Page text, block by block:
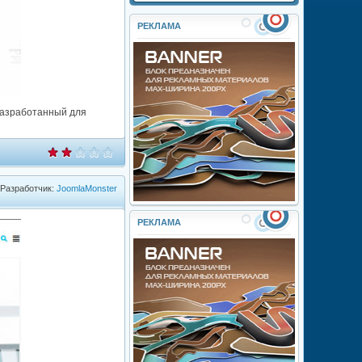
РЕКЛАМА
РЕКЛАМА
для
Разработчик: JoomlaMonster